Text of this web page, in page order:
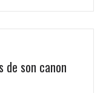
de son canon